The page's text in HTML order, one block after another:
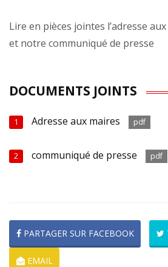
Lire en pièces jointes l’adresse
et notre communiqué de presse
DOCUMENTS JOINTS
1 Adresse aux maires pdf
2 communiqué de presse pdf
PARTAGER SUR FACEBOOK
EMAIL